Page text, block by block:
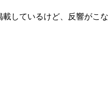
しているけど、反響がこ